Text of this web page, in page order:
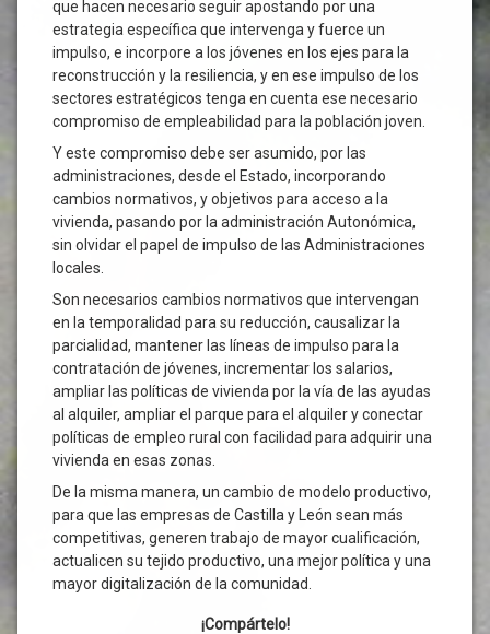
que hacen necesario seguir apostando por una
estrategia específica que intervenga y fuerce un
impulso, e incorpore a los jóvenes en los ejes para la
reconstrucción y la resiliencia, y en ese impulso de los
sectores estratégicos tenga en cuenta ese necesario
compromiso de empleabilidad para la población joven.
Y este compromiso debe ser asumido, por las
administraciones, desde el Estado, incorporando
cambios normativos, y objetivos para acceso a la
vivienda, pasando por la administración Autonómica,
sin olvidar el papel de impulso de las Administraciones
locales.
Son necesarios cambios normativos que intervengan
en la temporalidad para su reducción, causalizar la
parcialidad, mantener las líneas de impulso para la
contratación de jóvenes, incrementar los salarios,
ampliar las políticas de vivienda por la vía de las ayudas
al alquiler, ampliar el parque para el alquiler y conectar
políticas de empleo rural con facilidad para adquirir una
vivienda en esas zonas.
De la misma manera, un cambio de modelo productivo,
para que las empresas de Castilla y León sean más
competitivas, generen trabajo de mayor cualificación,
actualicen su tejido productivo, una mejor política y una
mayor digitalización de la comunidad.
¡Compártelo!